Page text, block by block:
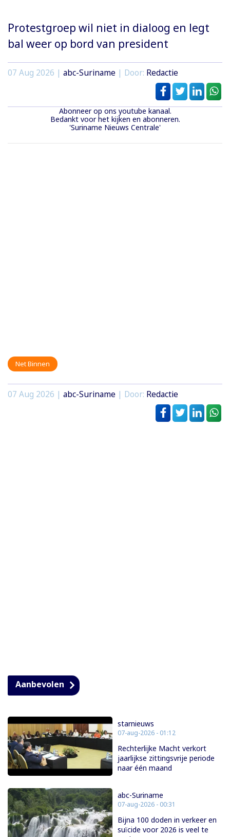
Protestgroep wil niet in dialoog en legt
bal weer op bord van president
07 Aug 2026 | abc-Suriname | Door: Redactie
Abonneer op ons youtube kanaal.
Bedankt voor het kijken en abonneren.
'Suriname Nieuws Centrale'
Net Binnen
07 Aug 2026 | abc-Suriname | Door: Redactie
Aanbevolen
starnieuws
07-aug-2026 - 01:12
Rechterlijke Macht verkort
jaarlijkse zittingsvrije periode
naar één maand
abc-Suriname
07-aug-2026 - 00:31
Bijna 100 doden in verkeer en
suïcide voor 2026 is veel te